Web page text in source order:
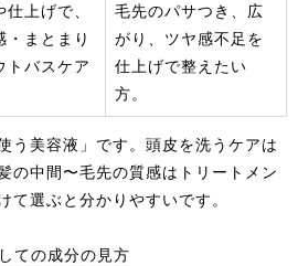
仕上げで、
・まとまり
トバスケア
毛先のパサつき、広
がり、ツヤ感不足を
仕上げで整えたい
方。
う美容液」です。頭皮を洗うケアは
の中間〜毛先の質感はトリートメン
て選ぶと分かりやすいです。
ての成分の見方